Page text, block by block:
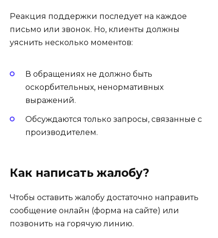
Реакция поддержки последует на каждое
письмо или звонок. Но, клиенты должны
уяснить несколько моментов:
В обращениях не должно быть
оскорбительных, ненормативных
выражений.
Обсуждаются только запросы, связанные с
производителем.
Как написать жалобу?
Чтобы оставить жалобу достаточно направить
сообщение онлайн (форма на сайте) или
позвонить на горячую линию.